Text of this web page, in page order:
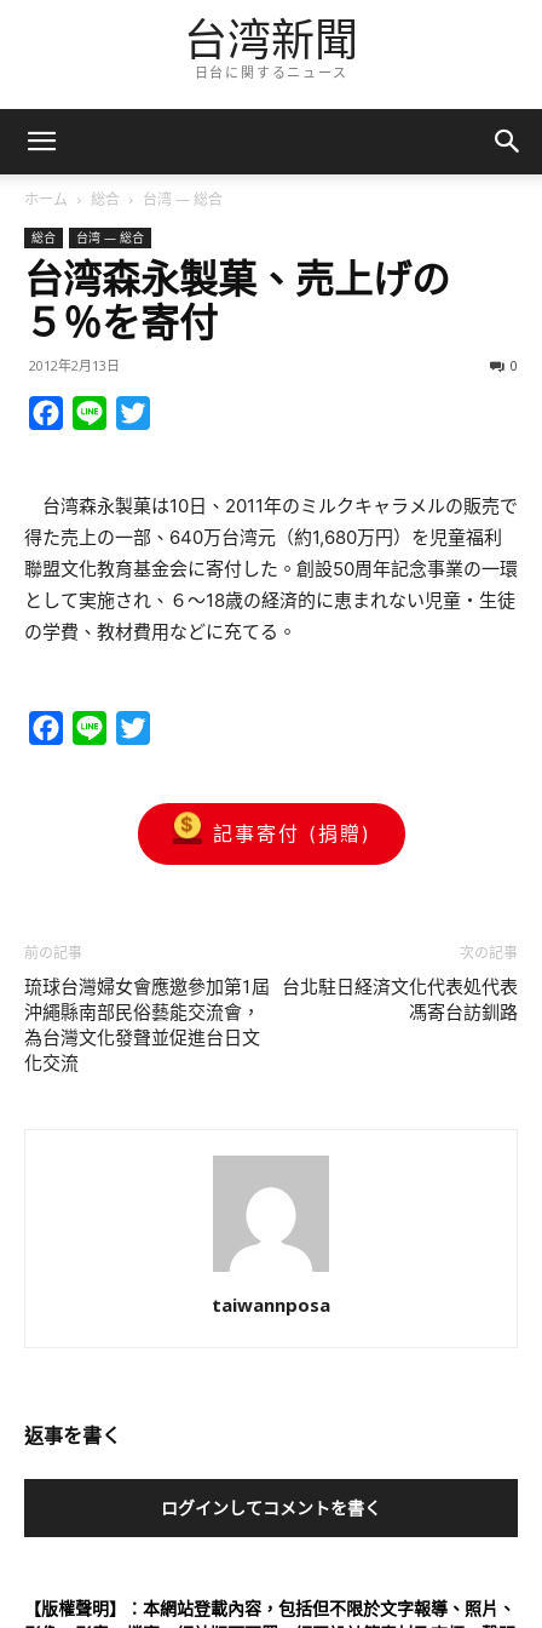
台湾新聞
日台に関するニュース
ホーム 総合 台湾 — 総合
総合 台湾 — 総合
台湾森永製菓、売上げの
５％を寄付
2012年2月13日 0
Facebook
Line
台湾森永製菓は10日、2011年のミルクキャラメルの販売で
得た売上の一部、640万台湾元（約1,680万円）を児童福利
聯盟文化教育基金会に寄付した。創設50周年記念事業の一環
として実施され、６〜18歳の経済的に恵まれない児童・生徒
の学費、教材費用などに充てる。
Facebook
Line
記事寄付 (捐贈)
前の記事
琉球台灣婦女會應邀參加第1屆
沖繩縣南部民俗藝能交流會，
為台灣文化發聲並促進台日文
化交流
次の記事
台北駐日経済文化代表処代表
馮寄台訪釧路
taiwannposa
返事を書く
ログインしてコメントを書く
【版權聲明】：本網站登載內容，包括但不限於文字報導、照片、